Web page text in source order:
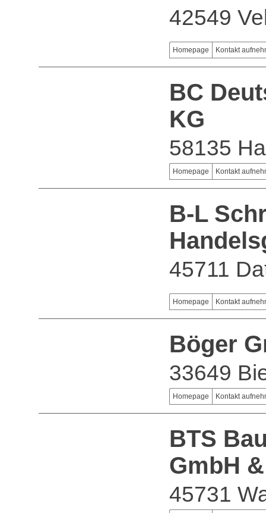
42549
Homepage Kontakt
BC
KG
58135
Homepage Kontakt
B-L
45711
Homepage Kontakt
Böger
33649
Homepage Kontakt
BTS
GmbH
45731